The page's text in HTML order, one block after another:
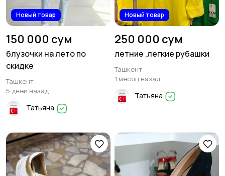
Новый товар
150 000 сум
блузочки на лето по
скидке
Ташкент
5 дней назад
Татьяна
Новый товар
250 000 сум
летние ,легкие рубашки
Ташкент
1 месяц назад
Татьяна